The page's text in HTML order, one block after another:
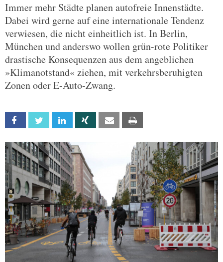
Immer mehr Städte planen autofreie Innenstädte.
Dabei wird gerne auf eine internationale Tendenz
verwiesen, die nicht einheitlich ist. In Berlin,
München und anderswo wollen grün-rote Politiker
drastische Konsequenzen aus dem angeblichen
»Klimanotstand« ziehen, mit verkehrsberuhigten
Zonen oder E-Auto-Zwang.
Facebook Twitter Linkedin Xing Email